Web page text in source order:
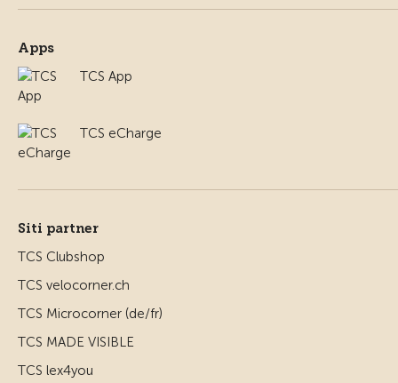
Apps
TCS App
TCS eCharge
Siti partner
TCS Clubshop
TCS velocorner.ch
TCS Microcorner (de/fr)
TCS MADE VISIBLE
TCS lex4you